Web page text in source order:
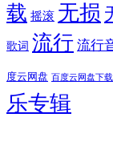
载 摇滚 无损
歌词 流行 流行
度云网盘 百度云网盘下载
乐专辑